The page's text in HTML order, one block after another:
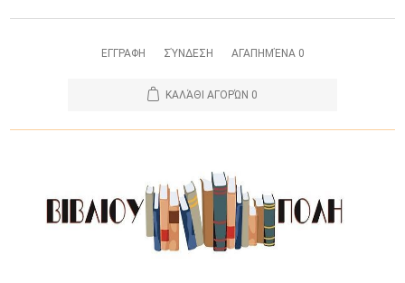
ΕΓΓΡΑΦΗ ΣΎΝΔΕΣΗ ΑΓΑΠΗΜΈΝΑ 0
ΚΑΛΆΘΙ ΑΓΟΡΏΝ 0